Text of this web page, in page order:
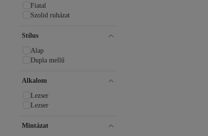
Fiatal
Szolid ruházat
Stílus
Alap
Dupla mellű
Alkalom
Lezser
Lezser
Mintázat